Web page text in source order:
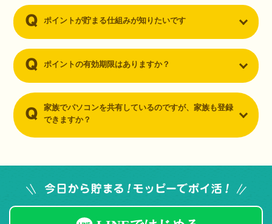
ポイントが貯まる仕組みが知りたいです
ポイントの有効期限はありますか？
家族でパソコンを共有しているのですが、家族も登録
できますか？